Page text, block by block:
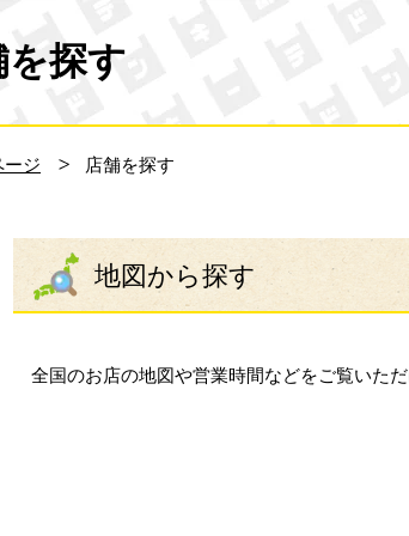
トストア 驚安の殿堂 ドン・キホーテ
を探す
ージ 店舗を探す
地図から探す
全国のお店の地図や営業時間などをご覧いただ